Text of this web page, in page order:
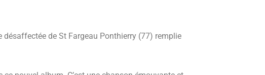
désaffectée de St Fargeau Ponthierry (77) remplie